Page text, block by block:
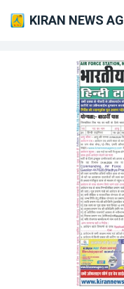
KIRAN NEWS